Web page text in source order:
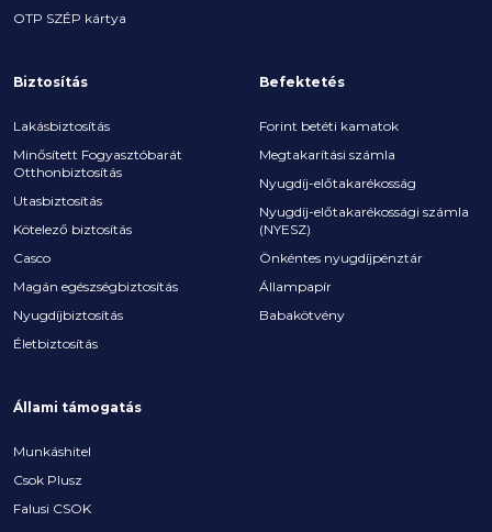
OTP SZÉP kártya
Biztosítás
Lakásbiztosítás
Minősített Fogyasztóbarát
Otthonbiztosítás
Utasbiztosítás
Kötelező biztosítás
Casco
Magán egészségbiztosítás
Nyugdíjbiztosítás
Életbiztosítás
Befektetés
Forint betéti kamatok
Megtakarítási számla
Nyugdíj-előtakarékosság
Nyugdíj-előtakarékossági számla
(NYESZ)
Önkéntes nyugdíjpénztár
Állampapír
Babakötvény
Állami támogatás
Munkáshitel
Csok Plusz
Falusi CSOK